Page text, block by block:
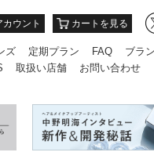
カウント カートを見る
ズ 定期プラン FAQ
ブラ
取扱い店舗 お問い合わせ